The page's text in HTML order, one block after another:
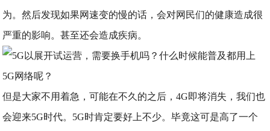
为。然后发现如果网速变的慢的话，会对网民们的健康造成很
严重的影响。甚至还会造成疾病。
但是大家不用着急，可能在不久的之后，4G即将消失，我们也
会迎来5G时代。5G时肯定要好上不少。毕竟这可是高了一个